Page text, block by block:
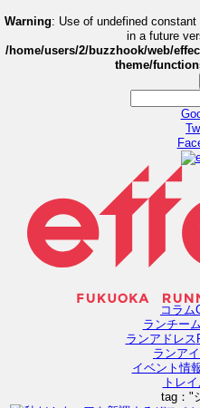
Warning: Use of undefined
in a future
/home/users/2/buzzhook/web/
theme/
コラム
ランチーム
ランアドレス
ランア
イベント情
トレ
tag："